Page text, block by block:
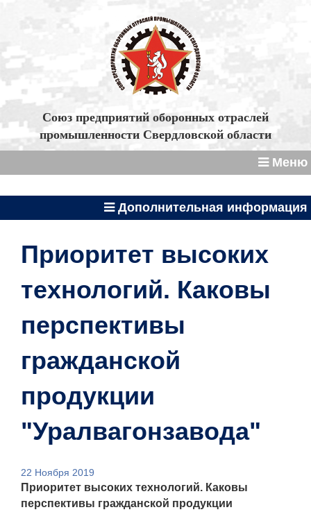
Союз предприятий оборонных отраслей
промышленности Свердловской области
Меню
Дополнительная информация
Приоритет высоких
технологий. Каковы
перспективы
гражданской
продукции
"Уралвагонзавода"
22 Ноября 2019
Приоритет высоких технологий. Каковы
перспективы гражданской продукции